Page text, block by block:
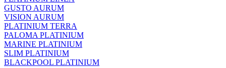
GUSTO AURUM
VISION AURUM
PLATINIUM TERRA
PALOMA PLATINIUM
MARINE PLATINIUM
SLIM PLATINIUM
BLACKPOOL PLATINIUM